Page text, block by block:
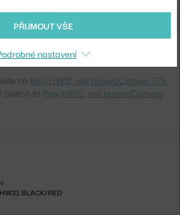
židle
RB_FG2
na Rely HW12, red brown/Canvas 576
Switch to Rely HW12, red brown/Canvas
BLACK/RED
PŘIJMOUT VŠE
nastavení